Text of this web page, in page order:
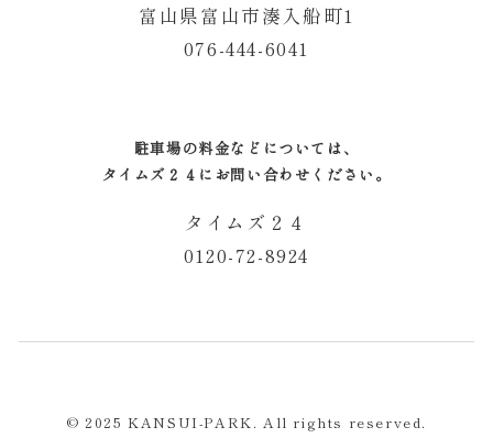
富山県富山市湊入船町1
076-444-6041
駐車場の料金などについては、
タイムズ２４にお問い合わせください。
タイムズ２４
0120-72-8924
© 2025 KANSUI-PARK. All rights reserved.